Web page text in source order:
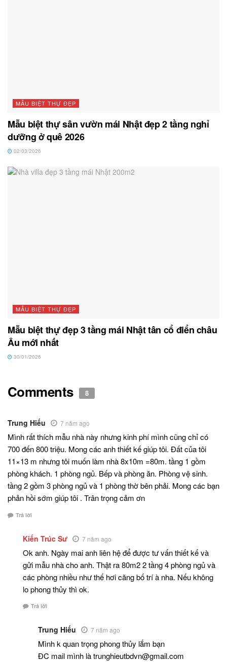
MẪU BIỆT THỰ ĐẸP
Mẫu biệt thự sân vườn mái Nhật đẹp 2 tầng nghỉ
dưỡng ở quê 2026
02/03/2026
MẪU BIỆT THỰ ĐẸP
Mẫu biệt thự đẹp 3 tầng mái Nhật tân cổ điển châu
Âu mới nhất
30/01/2026
Comments 8
Trung Hiếu 7 năm ago
Mình rất thích mẫu nhà này nhưng kinh phí mình cũng chỉ có
700 đến 800 triệu. Mong các anh thiết kế giúp tôi. Đất của tôi
11×13 m nhưng tôi muốn làm nhà 8x10m =80m. tầng 1 gồm
phòng khách. 1 phòng ngủ. Bếp và phòng ăn. Phòng vệ sinh.
tầng 2 gồm 3 phòng ngủ và 1 phòng thờ bên phải. Mong các bạn
phản hồi sớm giúp tôi . Trân trọng cảm ơn
Trả lời
Kiến Trúc Sư 7 năm ago
Ok anh. Ngày mai anh liên hệ để được tư vấn thiết kế và
gửi mẫu nhà cho anh. Thật ra 80m2 2 tầng 4 phòng ngủ và
các phòng nhiều như thế hơi căng bố trí à nha. Nếu không
lo phong thủy thì ok.
Trả lời
Trung Hiếu 7 năm ago
Mình k quan trọng phong thủy lắm bạn
ĐC mail mình là trunghieutbdvn@gmail.com